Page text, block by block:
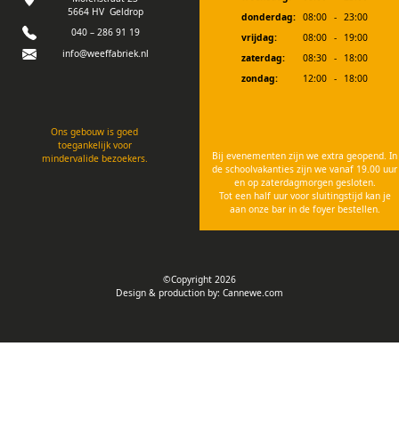
5664 HV Geldrop
040 – 286 91 19
info@weeffabriek.nl
Ons gebouw is goed
toegankelijk voor
mindervalide bezoekers.
donderdag: 08:00 - 23:00
vrijdag:
08:00 -
19:00
zaterdag:
08:30 -
18:00
zondag:
12:00 - 18:00
Bij evenementen zijn we extra geopend. In
de schoolvakanties zijn we vanaf 19.00 uur
en op zaterdagmorgen gesloten.
Tot een half uur voor sluitingstijd kan je
aan onze bar in de foyer bestellen.
©Copyright 2026
Design & production by: Cannewe.com